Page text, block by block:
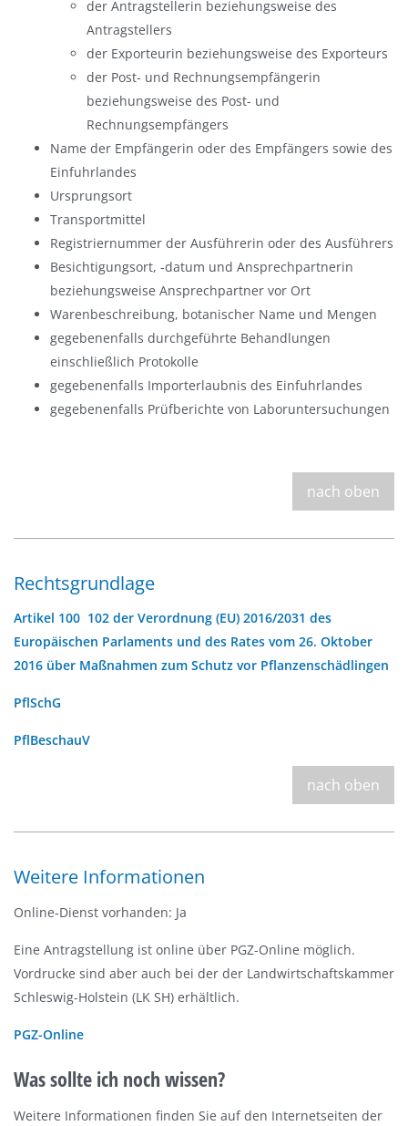
der Antragstellerin beziehungsweise des
Antragstellers
der Exporteurin beziehungsweise des Exporteurs
der Post- und Rechnungsempfängerin
beziehungsweise des Post- und
Rechnungsempfängers
Name der Empfängerin oder des Empfängers sowie des
Einfuhrlandes
Ursprungsort
Transportmittel
Registriernummer der Ausführerin oder des Ausführers
Besichtigungsort, -datum und Ansprechpartnerin
beziehungsweise Ansprechpartner vor Ort
Warenbeschreibung, botanischer Name und Mengen
gegebenenfalls durchgeführte Behandlungen
einschließlich Protokolle
gegebenenfalls Importerlaubnis des Einfuhrlandes
gegebenenfalls Prüfberichte von Laboruntersuchungen
nach oben
Rechtsgrundlage
Artikel 100  102 der Verordnung (EU) 2016/2031 des
Europäischen Parlaments und des Rates vom 26. Oktober
2016 über Maßnahmen zum Schutz vor Pflanzenschädlingen
PflSchG
PflBeschauV
nach oben
Weitere Informationen
Online-Dienst vorhanden: Ja
Eine Antragstellung ist online über PGZ-Online möglich.
Vordrucke sind aber auch bei der der Landwirtschaftskammer
Schleswig-Holstein (LK SH) erhältlich.
PGZ-Online
Was sollte ich noch wissen?
Weitere Informationen finden Sie auf den Internetseiten der